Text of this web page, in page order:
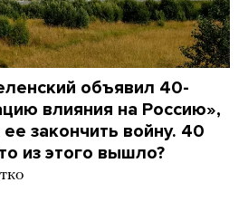
объявил 40-
влияния на Россию»,
закончить войну. 40
из этого вышло?